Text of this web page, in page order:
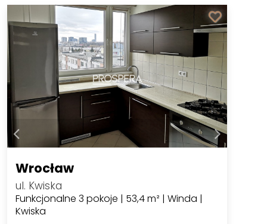
Wrocław
ul. Kwiska
Funkcjonalne 3 pokoje | 53,4 m² | Winda |
Kwiska